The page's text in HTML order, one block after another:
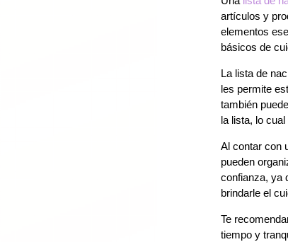
artículos y
elementos
básicos de
La lista de
les permite
también
la lista, lo
Al contar con
pueden
confianza, ya
brindarle el
Te
tiempo y